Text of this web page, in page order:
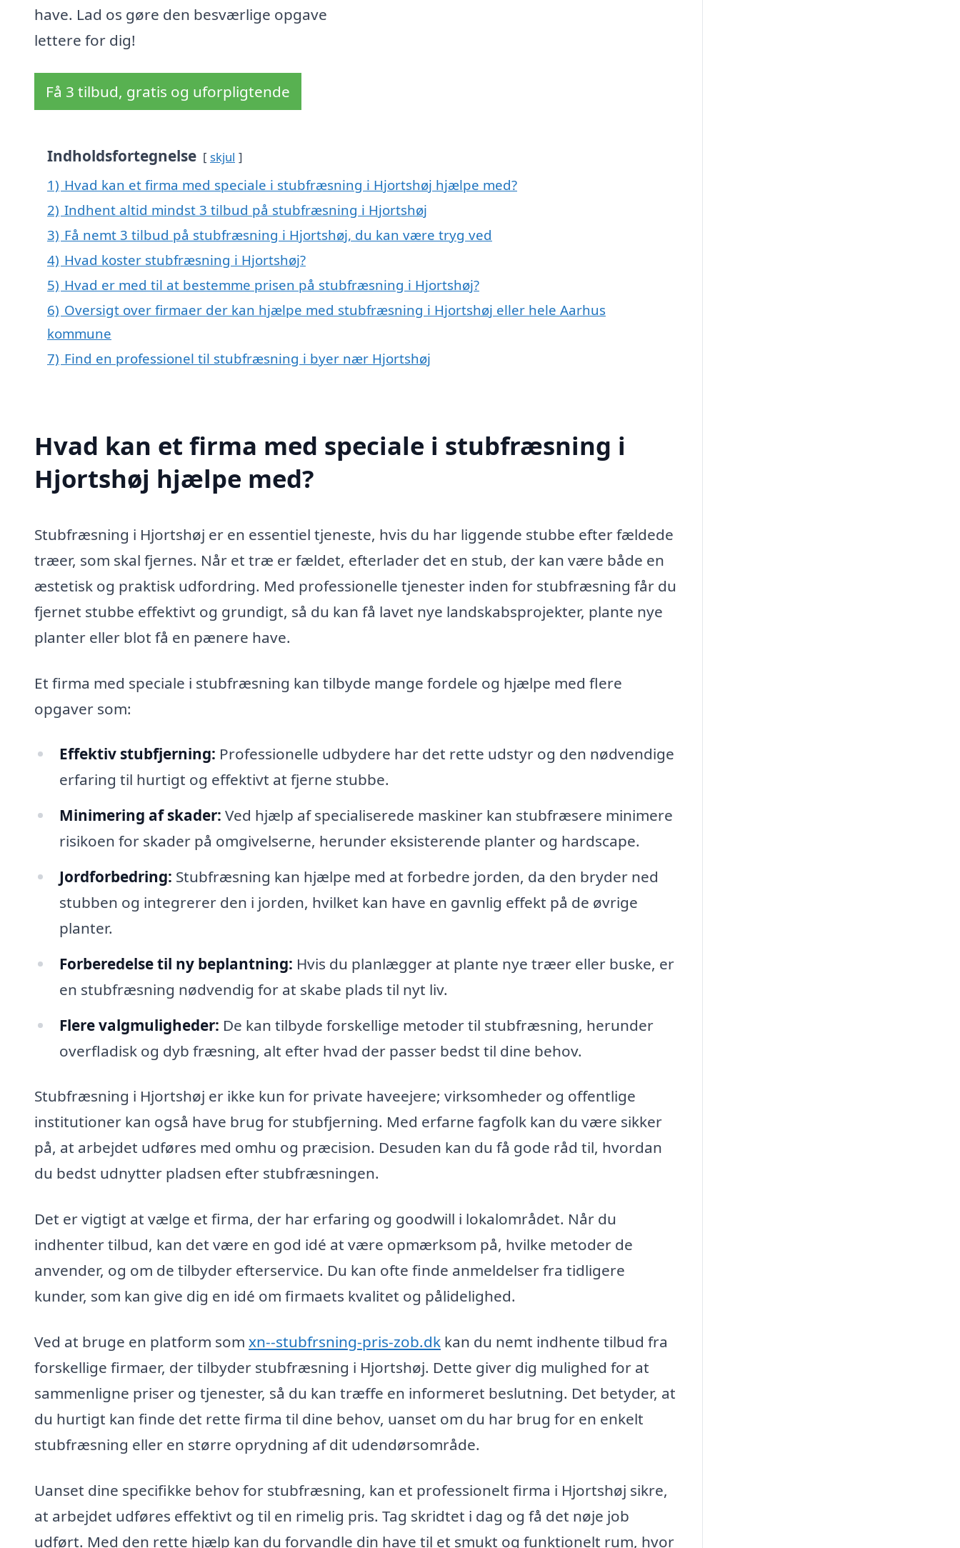
have. Lad os gøre den besværlige opgave
lettere for dig!
Få 3 tilbud, gratis og uforpligtende
Indholdsfortegnelse skjul
1) Hvad kan et firma med speciale i stubfræsning i Hjortshøj hjælpe med?
2) Indhent altid mindst 3 tilbud på stubfræsning i Hjortshøj
3) Få nemt 3 tilbud på stubfræsning i Hjortshøj, du kan være tryg ved
4) Hvad koster stubfræsning i Hjortshøj?
5) Hvad er med til at bestemme prisen på stubfræsning i Hjortshøj?
6) Oversigt over firmaer der kan hjælpe med stubfræsning i Hjortshøj eller hele Aarhus
kommune
7) Find en professionel til stubfræsning i byer nær Hjortshøj
Hvad kan et firma med speciale i stubfræsning i
Hjortshøj hjælpe med?
Stubfræsning i Hjortshøj er en essentiel tjeneste, hvis du har liggende stubbe efter fældede
træer, som skal fjernes. Når et træ er fældet, efterlader det en stub, der kan være både en
æstetisk og praktisk udfordring. Med professionelle tjenester inden for stubfræsning får du
fjernet stubbe effektivt og grundigt, så du kan få lavet nye landskabsprojekter, plante nye
planter eller blot få en pænere have.
Et firma med speciale i stubfræsning kan tilbyde mange fordele og hjælpe med flere
opgaver som:
Effektiv stubfjerning: Professionelle udbydere har det rette udstyr og den nødvendige
erfaring til hurtigt og effektivt at fjerne stubbe.
Minimering af skader: Ved hjælp af specialiserede maskiner kan stubfræsere minimere
risikoen for skader på omgivelserne, herunder eksisterende planter og hardscape.
Jordforbedring: Stubfræsning kan hjælpe med at forbedre jorden, da den bryder ned
stubben og integrerer den i jorden, hvilket kan have en gavnlig effekt på de øvrige
planter.
Forberedelse til ny beplantning: Hvis du planlægger at plante nye træer eller buske, er
en stubfræsning nødvendig for at skabe plads til nyt liv.
Flere valgmuligheder: De kan tilbyde forskellige metoder til stubfræsning, herunder
overfladisk og dyb fræsning, alt efter hvad der passer bedst til dine behov.
Stubfræsning i Hjortshøj er ikke kun for private haveejere; virksomheder og offentlige
institutioner kan også have brug for stubfjerning. Med erfarne fagfolk kan du være sikker
på, at arbejdet udføres med omhu og præcision. Desuden kan du få gode råd til, hvordan
du bedst udnytter pladsen efter stubfræsningen.
Det er vigtigt at vælge et firma, der har erfaring og goodwill i lokalområdet. Når du
indhenter tilbud, kan det være en god idé at være opmærksom på, hvilke metoder de
anvender, og om de tilbyder efterservice. Du kan ofte finde anmeldelser fra tidligere
kunder, som kan give dig en idé om firmaets kvalitet og pålidelighed.
Ved at bruge en platform som xn--stubfrsning-pris-zob.dk kan du nemt indhente tilbud fra
forskellige firmaer, der tilbyder stubfræsning i Hjortshøj. Dette giver dig mulighed for at
sammenligne priser og tjenester, så du kan træffe en informeret beslutning. Det betyder, at
du hurtigt kan finde det rette firma til dine behov, uanset om du har brug for en enkelt
stubfræsning eller en større oprydning af dit udendørsområde.
Uanset dine specifikke behov for stubfræsning, kan et professionelt firma i Hjortshøj sikre,
at arbejdet udføres effektivt og til en rimelig pris. Tag skridtet i dag og få det nøje job
udført. Med den rette hjælp kan du forvandle din have til et smukt og funktionelt rum, hvor